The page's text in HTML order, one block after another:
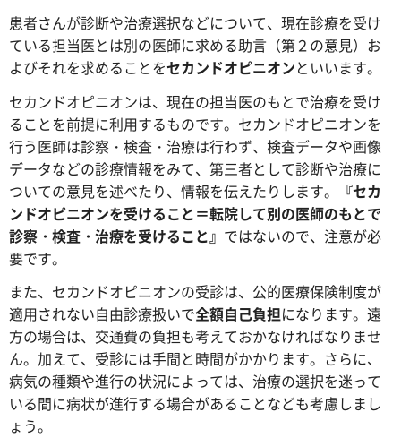
患者さんが診断や治療選択などについて、現在診療を受け
ている担当医とは別の医師に求める助言（第２の意見）お
よびそれを求めることをセカンドオピニオンといいます。
セカンドオピニオンは、現在の担当医のもとで治療を受け
ることを前提に利用するものです。セカンドオピニオンを
行う医師は診察・検査・治療は行わず、検査データや画像
データなどの診療情報をみて、第三者として診断や治療に
ついての意見を述べたり、情報を伝えたりします。
『セカ
ンドオピニオンを受けること＝転院して別の医師のもとで
診察・検査・治療を受けること』 ではないので、注意が必
要です。
また、セカンドオピニオンの受診は、公的医療保険制度が
適用されない自由診療扱いで全額自己負担になります。遠
方の場合は、交通費の負担も考えておかなければなりませ
ん。加えて、受診には手間と時間がかかります。さらに、
病気の種類や進行の状況によっては、治療の選択を迷って
いる間に病状が進行する場合があることなども考慮しまし
ょう。